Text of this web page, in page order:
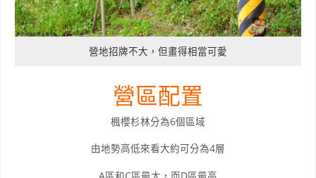
營地招牌不大，但畫得相當可愛
營區配置
楓櫻杉林分為6個區域
由地勢高低來看大約可分為4層